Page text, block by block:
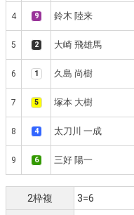
4 9 鈴木 陸来
5 2 大崎 飛雄馬
6 1 久島 尚樹
7 5 塚本 大樹
8 4 太刀川 一成
9 6 三好 陽一
2枠複 3=6